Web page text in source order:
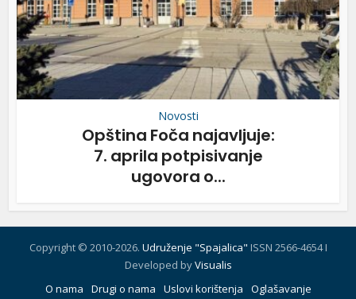
Novosti
Opština Foča najavljuje:
7. aprila potpisivanje
ugovora o...
Copyright © 2010-2026. Udruženje "Spajalica" ISSN 2566-4654 I
Developed byVisualis
O nama
Drugi o nama Uslovi korištenja Oglašavanje